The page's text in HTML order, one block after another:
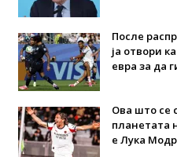
После
ја отвори
евра за да
Ова што се
планетата
е Лука